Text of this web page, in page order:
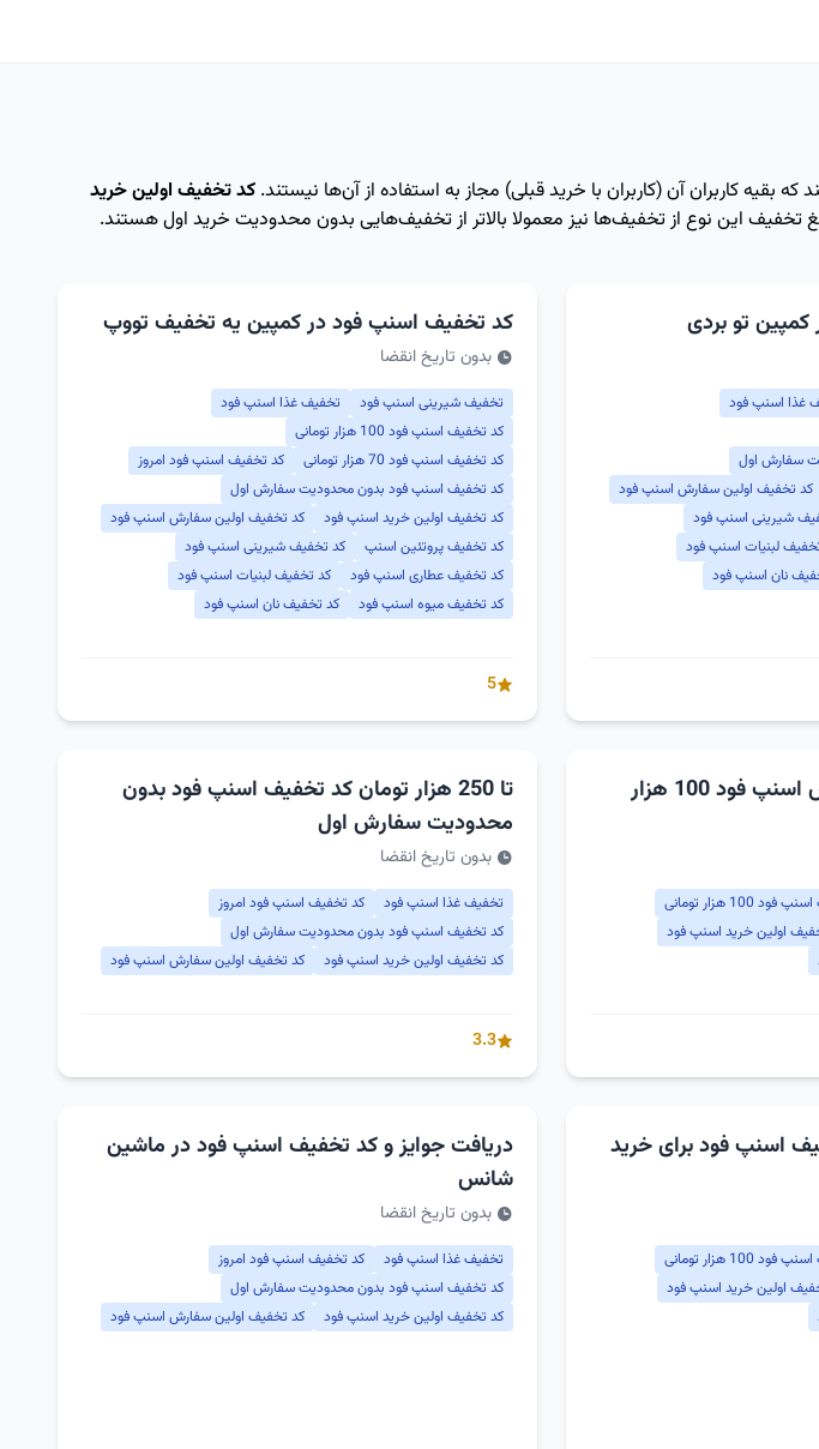
کاربران آن (کاربران با خرید قبلی) مجاز به استفاده از آن‌ها نیستند. کد تخفیف اولین خرید
این نوع از تخفیف‌ها نیز معمولا بالاتر از تخفیف‌هایی بدون محدودیت خرید اول هستند.
تو بردی
غذا اسنپ فود
سفارش اول
کد تخفیف اولین سفارش اسنپ فود
شیرینی اسنپ فود
لبنیات اسنپ فود
نان اسنپ فود
کد تخفیف اسنپ فود در کمپین یه تخفیف تووپ
بدون تاریخ انقضا
تخفیف شیرینی اسنپ فود
تخفیف غذا اسنپ فود
کد تخفیف اسنپ فود 100 هزار تومانی
کد تخفیف اسنپ فود 70 هزار تومانی
کد تخفیف اسنپ فود امروز
کد تخفیف اسنپ فود بدون محدودیت سفارش اول
کد تخفیف اولین خرید اسنپ فود
کد تخفیف اولین سفارش اسنپ فود
کد تخفیف پروتئین اسنپ
کد تخفیف شیرینی اسنپ فود
کد تخفیف عطاری اسنپ فود
کد تخفیف لبنیات اسنپ فود
کد تخفیف میوه اسنپ فود
کد تخفیف نان اسنپ فود
5
کد تخفیف اولین سفارش اسنپ فود 100 هزار
100 هزار تومانی
اولین خرید اسنپ فود
تا 250 هزار تومان کد تخفیف اسنپ فود بدون
محدودیت سفارش اول
بدون تاریخ انقضا
تخفیف غذا اسنپ فود
کد تخفیف اسنپ فود امروز
کد تخفیف اسنپ فود بدون محدودیت سفارش اول
کد تخفیف اولین خرید اسنپ فود
کد تخفیف اولین سفارش اسنپ فود
3.3
اسنپ فود برای خرید
100 هزار تومانی
اولین خرید اسنپ فود
دریافت جوایز و کد تخفیف اسنپ فود در ماشین
شانس
بدون تاریخ انقضا
تخفیف غذا اسنپ فود
کد تخفیف اسنپ فود امروز
کد تخفیف اسنپ فود بدون محدودیت سفارش اول
کد تخفیف اولین خرید اسنپ فود
کد تخفیف اولین سفارش اسنپ فود